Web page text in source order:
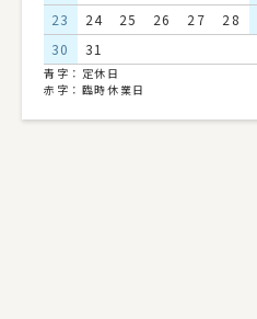
23
24 25 26 27 28
30
31
青字：定休日
赤字：臨時休業日